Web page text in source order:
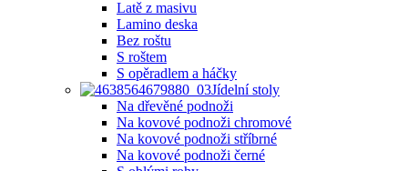
Latě z masivu
Lamino deska
Bez roštu
S roštem
S opěradlem a háčky
Jídelní stoly
Na dřevěné podnoži
Na kovové podnoži chromové
Na kovové podnoži stříbrné
Na kovové podnoži černé